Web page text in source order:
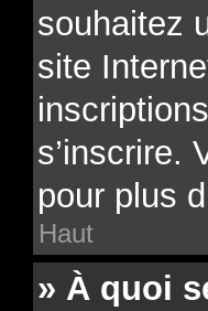
souhaitez
site
s’inscrire.
pour plus
Haut
» À quoi